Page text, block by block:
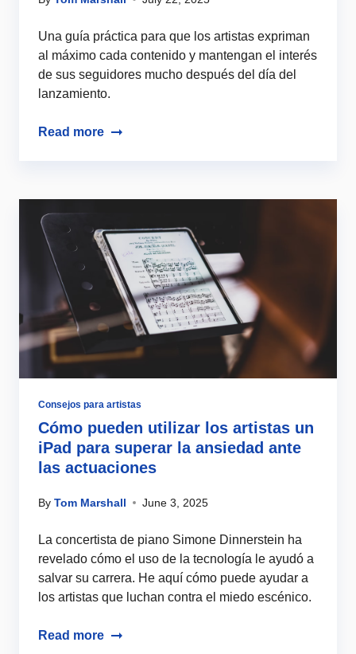
Una guía práctica para que los artistas expriman
al máximo cada contenido y mantengan el interés
de sus seguidores mucho después del día del
lanzamiento.
Read more
Consejos para artistas
Cómo pueden utilizar los artistas un
iPad para superar la ansiedad ante
las actuaciones
By Tom Marshall June 3, 2025
La concertista de piano Simone Dinnerstein ha
revelado cómo el uso de la tecnología le ayudó a
salvar su carrera. He aquí cómo puede ayudar a
los artistas que luchan contra el miedo escénico.
Read more